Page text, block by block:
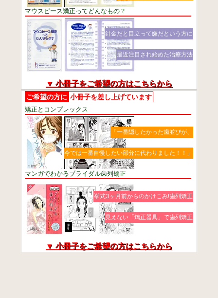
マウスピース矯正ってどんなもの？
針金だと目立って嫌だという方に
最近注目され始めた治療方法
▼ 小冊子をご希望の方はこちらから
ご希望の方に 小冊子を差し上げています
矯正とコンプレックス
「一番隠したかった歯並びが、
今では一番自慢したい部分に代わりました！！」
マンガでわかるブライダル歯列矯正
挙式3ヶ月前からのかけこみ!歯列矯正
見えない「矯正器具」で歯列矯正
▼ 小冊子をご希望の方はこちらから